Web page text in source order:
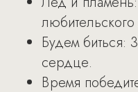
любительского
Будем биться:
сердце.
Время